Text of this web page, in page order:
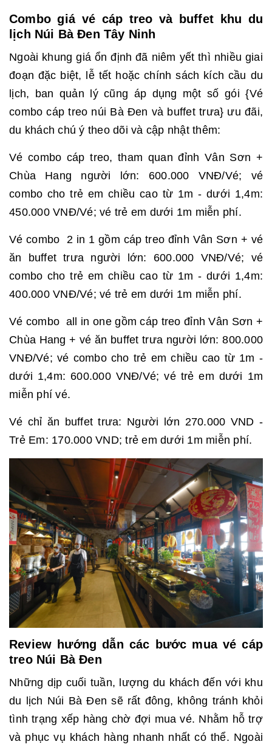
Combo giá vé cáp treo và buffet khu du
lịch Núi Bà Đen Tây Ninh
Ngoài khung giá ổn định đã niêm yết thì nhiều giai
đoạn đặc biệt, lễ tết hoặc chính sách kích cầu du
lịch, ban quản lý cũng áp dụng một số gói {Vé
combo cáp treo núi Bà Đen và buffet trưa} ưu đãi,
du khách chú ý theo dõi và cập nhật thêm:
Vé combo cáp treo, tham quan đỉnh Vân Sơn +
Chùa Hang người lớn: 600.000 VNĐ/Vé; vé
combo cho trẻ em chiều cao từ 1m - dưới 1,4m:
450.000 VNĐ/Vé; vé trẻ em dưới 1m miễn phí.
Vé combo 2 in 1 gồm cáp treo đỉnh Vân Sơn + vé
ăn buffet trưa người lớn: 600.000 VNĐ/Vé; vé
combo cho trẻ em chiều cao từ 1m - dưới 1,4m:
400.000 VNĐ/Vé; vé trẻ em dưới 1m miễn phí.
Vé combo all in one gồm cáp treo đỉnh Vân Sơn +
Chùa Hang + vé ăn buffet trưa người lớn: 800.000
VNĐ/Vé; vé combo cho trẻ em chiều cao từ 1m -
dưới 1,4m: 600.000 VNĐ/Vé; vé trẻ em dưới 1m
miễn phí vé.
Vé chỉ ăn buffet trưa: Người lớn 270.000 VND -
Trẻ Em: 170.000 VND; trẻ em dưới 1m miễn phí.
Review hướng dẫn các bước mua vé cáp
treo Núi Bà Đen
Những dịp cuối tuần, lượng du khách đến với khu
du lịch Núi Bà Đen sẽ rất đông, không tránh khỏi
tình trạng xếp hàng chờ đợi mua vé. Nhằm hỗ trợ
và phục vụ khách hàng nhanh nhất có thể. Ngoài